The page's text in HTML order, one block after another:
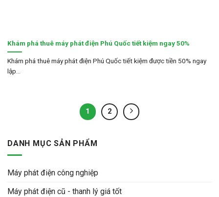
Khám phá thuê máy phát điện Phú Quốc tiết kiệm ngay 50%
Khám phá thuê máy phát điện Phú Quốc tiết kiệm được tiền 50% ngay
lập...
1 2
DANH MỤC SẢN PHẨM
Máy phát điện công nghiệp
Máy phát điện cũ - thanh lý giá tốt